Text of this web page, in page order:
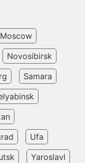
Moscow
Novosibirsk
Samara
Ufa
Yaroslavl